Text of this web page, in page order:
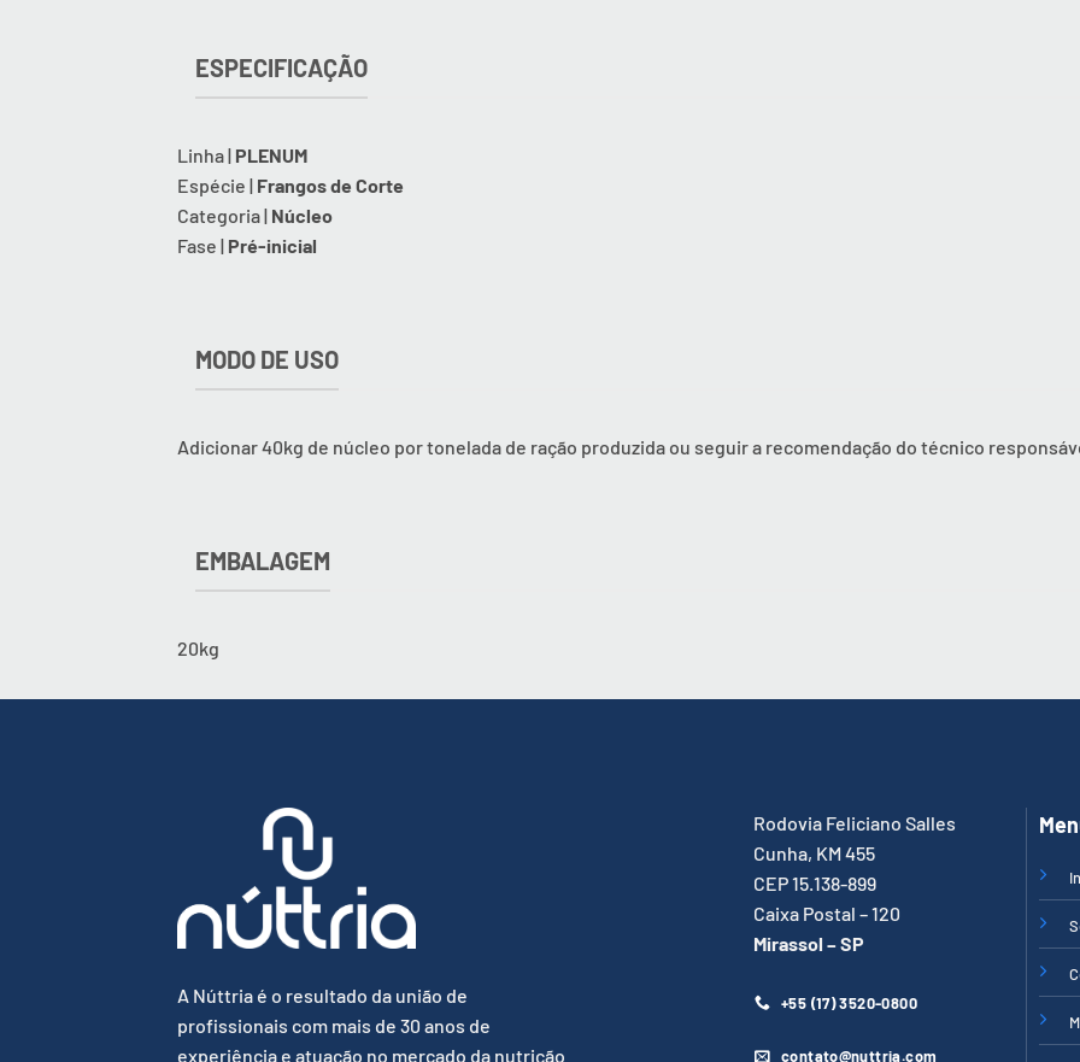
ESPECIFICAÇÃO
Linha | PLENUM
Espécie | Frangos de Corte
Categoria | Núcleo
Fase | Pré-inicial
MODO DE USO
Adicionar 40kg de núcleo por tonelada de ração produzida ou seguir a recomendação do técnico
EMBALAGEM
20kg
A Núttria é o resultado da união de
profissionais com mais de 30 anos de
experiência e atuação no mercado da nutrição
Rodovia Feliciano Salles
Cunha, KM 455
CEP 15.138-899
Caixa Postal – 120
Mirassol – SP
+55 (17) 3520-0800
contato@nuttria.com